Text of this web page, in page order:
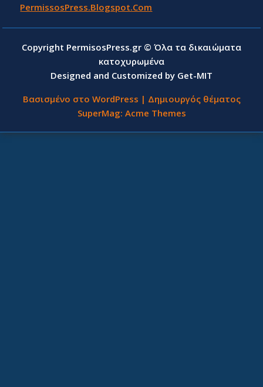
PermissosPress.Blogspot.Com
Copyright PermisosPress.gr © Όλα τα δικαιώματα
κατοχυρωμένα
Designed and Customized by Get-MIT
Βασισμένο στο WordPress | Δημιουργός θέματος
SuperMag: Acme Themes